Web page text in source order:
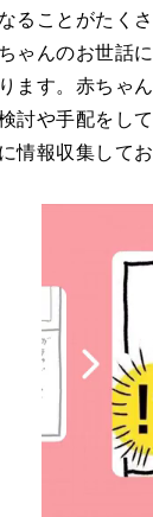
ることがたくさ
ゃんのお世話
ます。赤ちゃ
討や手配をし
情報収集して